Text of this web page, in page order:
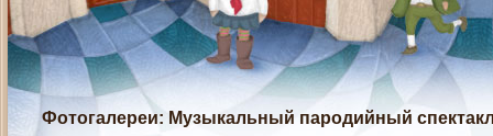
Фотогалереи: Музыкальный пародийный